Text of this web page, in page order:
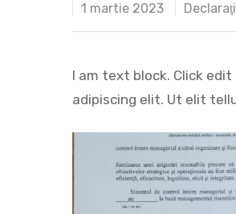
Hit enter to
1 martie 2023
I am text block. Click
adipiscing elit. Ut elit